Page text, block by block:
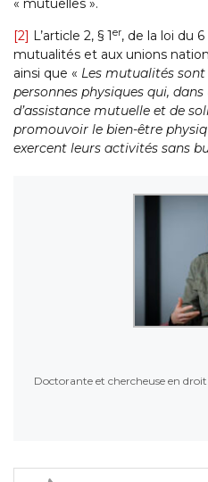
« mutuelles ».
[2] L’article 2, § 1 er, de la loi du
mutualités et aux unions
ainsi que « Les mutualités
personnes physiques qui,
d’assistance mutuelle et de
promouvoir le bien-être
exercent leurs activités sans
Doctorante et chercheuse en